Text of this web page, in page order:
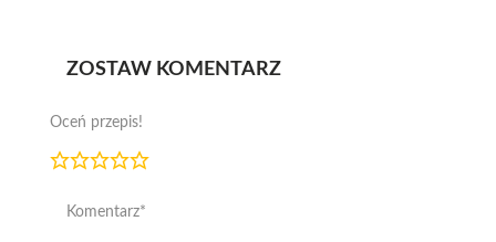
ZOSTAW KOMENTARZ
Oceń przepis!
Komentarz*